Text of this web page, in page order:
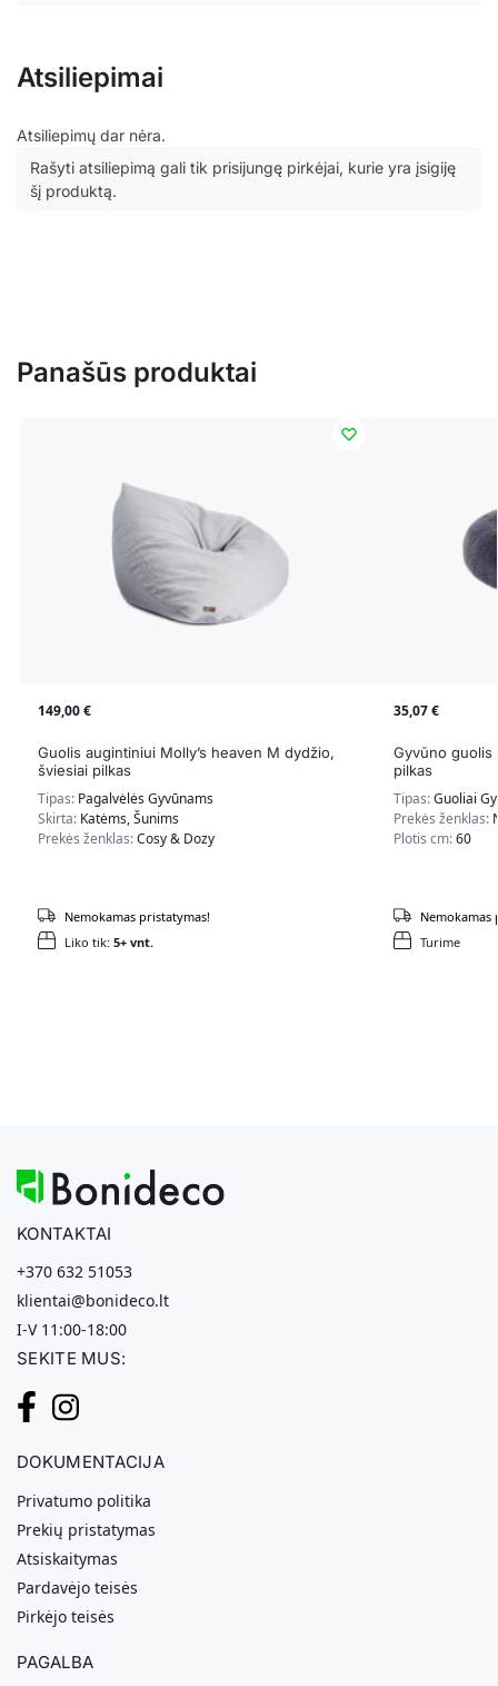
Atsiliepimai
Atsiliepimų dar nėra.
Rašyti atsiliepimą gali tik prisijungę pirkėjai, kurie yra įsigiję
šį produktą.
Panašūs produktai
149,00€
Guolis augintiniui Molly’s heaven M dydžio,
šviesiai pilkas
Tipas: Pagalvėlės Gyvūnams
Skirta: Katėms, Šunims
Prekės ženklas:Cosy & Dozy
Liko tik: 5+ vnt.
Nemokamas pristatymas!
35,07€
Gyvūno guolis
pilkas
Tipas:Guoliai
Prekės ženklas:
Plotis cm:60
Turime
Nemokamas
KONTAKTAI
+370 632 51053
klientai@bonideco.lt
I-V 11:00-18:00
SEKITE MUS:
DOKUMENTACIJA
Privatumo politika
Prekių pristatymas
Atsiskaitymas
Pardavėjo teisės
Pirkėjo teisės
PAGALBA